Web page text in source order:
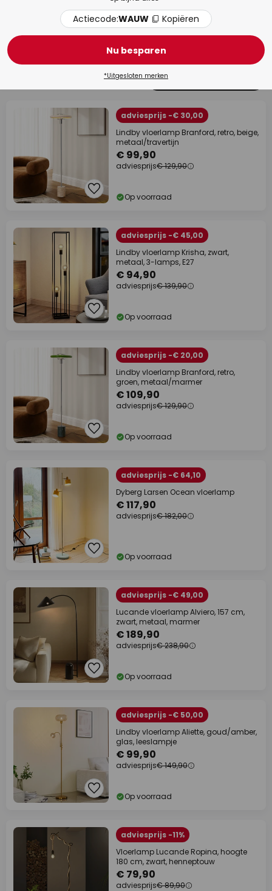
Woonkamer
adviesprijs -€ 30,00
Lindby vloerlamp Branford, retro, beige,
metaal/travertijn
€ 99,90
adviesprijs€ 129,90
Op voorraad
adviesprijs -€ 45,00
Lindby vloerlamp Krisha, zwart,
metaal, 3-lamps, E27
€ 94,90
adviesprijs€ 139,90
Op voorraad
adviesprijs -€ 20,00
Lindby vloerlamp Branford, retro,
groen, metaal/marmer
€ 109,90
adviesprijs€ 129,90
Op voorraad
adviesprijs -€ 64,10
Dyberg Larsen Ocean vloerlamp
€ 117,90
adviesprijs€ 182,00
Op voorraad
adviesprijs -€ 49,00
Lucande vloerlamp Alviero, 157 cm,
zwart, metaal, marmer
€ 189,90
adviesprijs€ 238,90
Op voorraad
adviesprijs -€ 50,00
Lindby vloerlamp Aliette, goud/amber,
glas, leeslampje
€ 99,90
adviesprijs€ 149,90
Op voorraad
adviesprijs -11%
Vloerlamp Lucande Ropina, hoogte
180 cm, zwart, henneptouw
€ 79,90
adviesprijs€ 89,90
Actiecode:WAUW Kopiëren
Nu besparen
*Uitgesloten merken